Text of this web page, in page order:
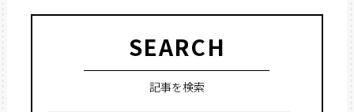
SEARCH
記事を検索